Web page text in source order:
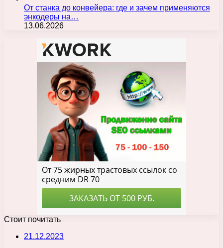
От станка до конвейера: где и зачем применяются
энкодеры на…
13.06.2026
Стоит почитать
21.12.2023